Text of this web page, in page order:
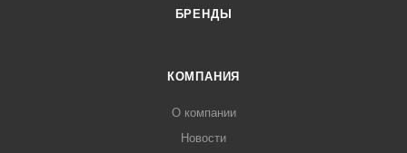
БРЕНДЫ
КОМПАНИЯ
О компании
Новости